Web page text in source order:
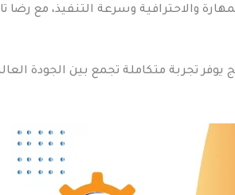
والاحترافية وسرعة التنفيذ، مع رضا
تجربة متكاملة تجمع بين الجودة